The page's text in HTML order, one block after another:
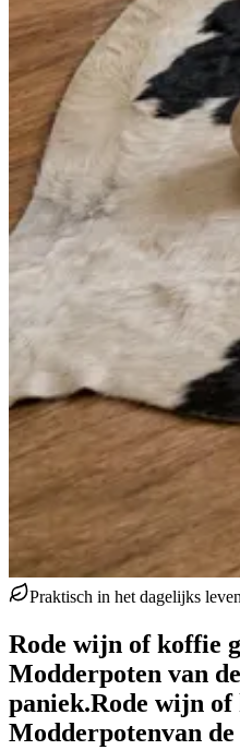
Praktisch in het dagelijks
Rode wijn of koffie
Modderpoten van
paniek.Rode wijn of
Modderpotenvan